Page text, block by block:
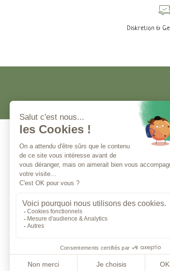
Diskretion &
Kundenservice
Kontaktieren Sie uns
Montag bis Freitag von 10:00 bis 13:00 Uhr
und von 14:00 bis 17:00 Uhr